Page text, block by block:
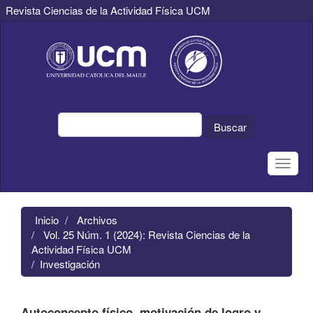
Revista Ciencias de la Actividad Física UCM
principal
Contenido
principal
Buscar
Toggle
Inicio
Archivos
Vol. 25 Núm. 1 (2024): Revista Ciencias de la
Actividad Física UCM
Investigación